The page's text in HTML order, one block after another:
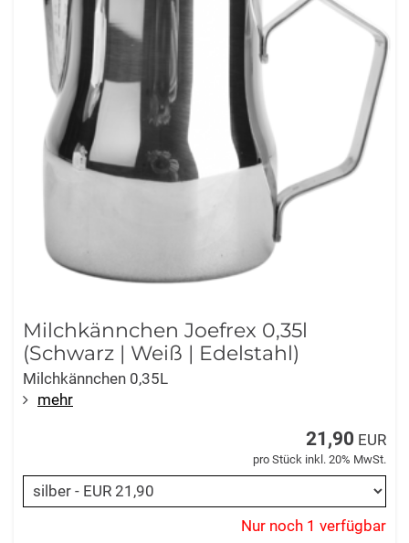
Milchkännchen Joefrex 0,35l
(Schwarz | Weiß | Edelstahl)
Milchkännchen 0,35L
mehr
21,90 EUR
pro Stück inkl. 20% MwSt.
Nur noch 1 verfügbar